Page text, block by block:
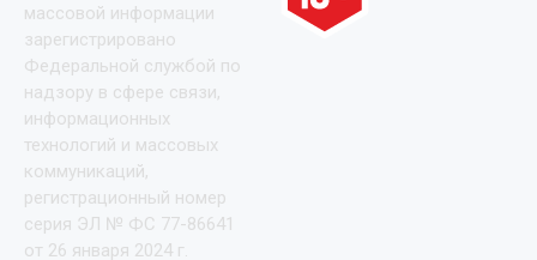
массовой информации
зарегистрировано
Федеральной службой по
надзору в сфере связи,
информационных
технологий и массовых
коммуникаций,
регистрационный номер
серия ЭЛ № ФС 77-86641
от 26 января 2024 г.